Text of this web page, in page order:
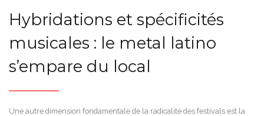
Hybridations et spécificités
musicales : le metal latino
s’empare du local
Une autre dimension fondamentale de la radicalité des festivals est la